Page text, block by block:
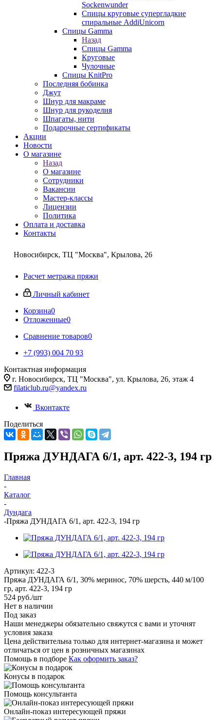
Sockenwunder
Спицы круговые супергладкие
спиральные AddiUnicorn
Спицы Gamma
Назад
Спицы Gamma
Круговые
Чулочные
Спицы KnitPro
Последняя бобинка
Джут
Шнур для макраме
Шнур для рукоделия
Шпагаты, нити
Подарочные сертификаты
Акции
Новости
О магазине
Назад
О магазине
Сотрудники
Вакансии
Мастер-классы
Лицензии
Политика
Оплата и доставка
Контакты
Новосибирск, ТЦ "Москва", Крылова, 26
Расчет метража пряжи
Личный кабинет
Корзина0
Отложенные0
Сравнение товаров0
+7 (993) 004 70 93
Контактная информация
г. Новосибирск, ТЦ "Москва", ул. Крылова, 26, этаж 4
filaticlub.ru@yandex.ru
Вконтакте
Поделиться
Пряжа ДУНДАГА 6/1, арт. 422-3, 194 гр
Главная
-
Каталог
-
Дундага
-Пряжа ДУНДАГА 6/1, арт. 422-3, 194 гр
Артикул: 422-3
Пряжа ДУНДАГА 6/1, 30% меринос, 70% шерсть, 440 м/100
гр, арт. 422-3, 194 гр
524 руб./шт
Нет в наличии
Под заказ
Наши менеджеры обязательно свяжутся с вами и уточнят
условия заказа
Цена действительна только для интернет-магазина и может
отличаться от цен в розничных магазинах
Помощь в подборе Как оформить заказ?
Конусы в подарок
Помощь консультанта
Онлайн-показ интересующей пряжи